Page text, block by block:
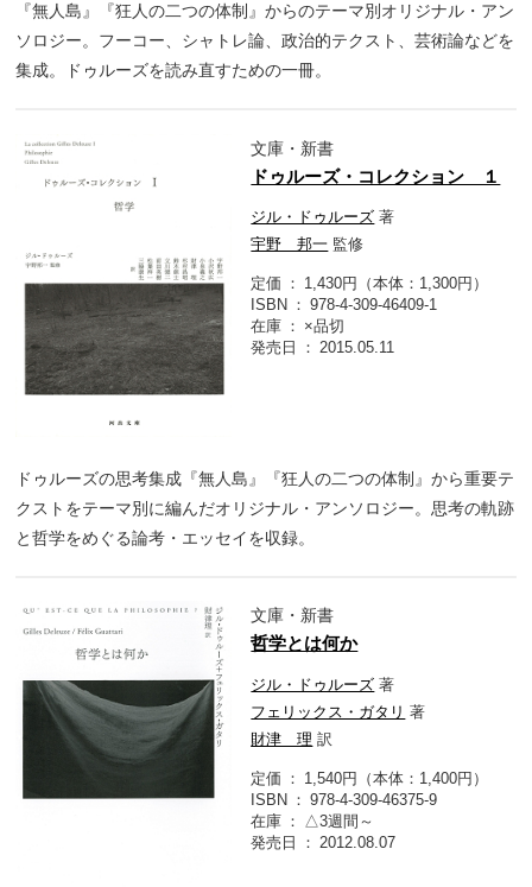
『無人島』『狂人の二つの体制』からのテーマ別オリジナル・アン
ソロジー。フーコー、シャトレ論、政治的テクスト、芸術論などを
集成。ドゥルーズを読み直すための一冊。
文庫・新書
ドゥルーズ・コレクション １
ジル・ドゥルーズ 著
宇野 邦一 監修
定価
1,430円（本体：1,300円）
ISBN
978-4-309-46409-1
在庫
×品切
発売日
2015.05.11
ドゥルーズの思考集成『無人島』『狂人の二つの体制』から重要テ
クストをテーマ別に編んだオリジナル・アンソロジー。思考の軌跡
と哲学をめぐる論考・エッセイを収録。
文庫・新書
哲学とは何か
ジル・ドゥルーズ 著
フェリックス・ガタリ 著
財津 理 訳
定価
1,540円（本体：1,400円）
ISBN
978-4-309-46375-9
在庫
△3週間～
発売日
2012.08.07